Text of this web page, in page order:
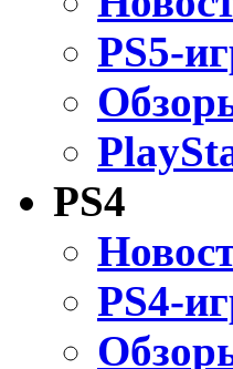
PS5-
PS4
PS4-